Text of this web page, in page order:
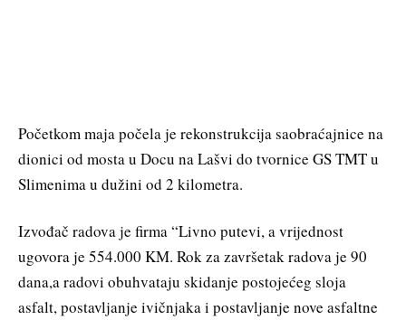
Početkom maja počela je rekonstrukcija saobraćajnice na
dionici od mosta u Docu na Lašvi do tvornice GS TMT u
Slimenima u dužini od 2 kilometra.
Izvođač radova je firma “Livno putevi, a vrijednost
ugovora je 554.000 KM. Rok za završetak radova je 90
dana,a radovi obuhvataju skidanje postojećeg sloja
asfalt, postavljanje ivičnjaka i postavljanje nove asfaltne